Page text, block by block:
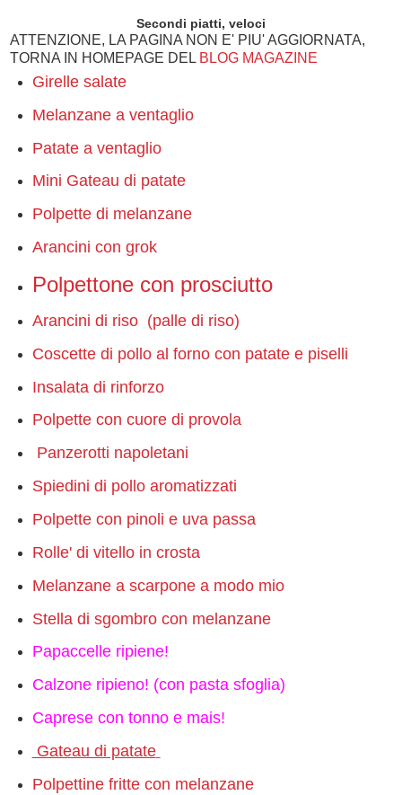
Secondi piatti, veloci
ATTENZIONE, LA PAGINA NON E' PIU' AGGIORNATA,
TORNA IN HOMEPAGE DEL BLOG MAGAZINE
Girelle salate
Melanzane a ventaglio
Patate a ventaglio
Mini Gateau di patate
Polpette di melanzane
Arancini con grok
Polpettone con prosciutto
Arancini di riso (palle di riso)
Coscette di pollo al forno con patate e piselli
Insalata di rinforzo
Polpette con cuore di provola
Panzerotti napoletani
Spiedini di pollo aromatizzati
Polpette con pinoli e uva passa
Rolle' di vitello in crosta
Melanzane a scarpone a modo mio
Stella di sgombro con melanzane
Papaccelle ripiene!
Calzone ripieno! (con pasta sfoglia)
Caprese con tonno e mais!
Gateau di patate
Polpettine fritte con melanzane